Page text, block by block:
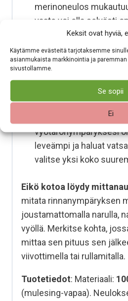
Keksit ovat hyviä,
Käytämme evästeitä tarjotaksemme
asianmukaista markkinointia ja
sivustollamme.
Se sopii
Ei
merinoneulos
vaate voi olla selvästi
kapeampi ja silti istua
Rento(arkikäyttöön):
väljyyttä vaatteen ja
rinnanympärysmittaasi
Väljyys vyötäröllä:
myös keskivartalon
vyötärönympäryksesi
leveämpi ja haluat
valitse yksi koko
Eikö kotoa löydy
mitata rinnanympäryksen
joustamattomalla narulla,
vyöllä. Merkitse kohta,
mittaa sen pituus sen
viivottimella tai rullamitalla.
Tuotetiedot: Materiaali:
(mulesing-vapaa).